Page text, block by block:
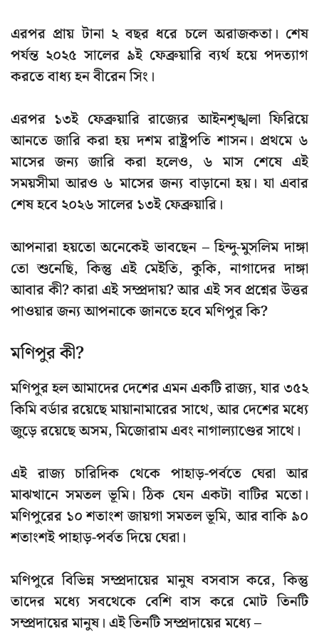
এরপর প্রায় টানা ২ বছর ধরে চলে অরাজকতা। শেষ
পর্যন্ত ২০২৫ সালের ৯ই ফেব্রুয়ারি ব্যর্থ হয়ে পদত্যাগ
করতে বাধ্য হন বীরেন সিং।
এরপর ১৩ই ফেব্রুয়ারিরাজ্যের আইনশৃঙ্খলা ফিরিয়ে
আনতে জারি করা হয়দশম রাষ্ট্রপতি শাসন। প্রথমে ৬
মাসের জন্য জারি করা হলেও, ৬ মাস শেষে এই
সময়সীমা আরও ৬ মাসের জন্য বাড়ানো হয়। যা এবার
শেষ হবে২০২৬ সালের ১৩ই ফেব্রুয়ারি।
আপনারা হয়তো অনেকেই ভাবছেন –হিন্দু-মুসলিম দাঙ্গা
তো শুনেছি, কিন্তু এই মেইতি, কুকি, নাগাদের দাঙ্গা
আবার কী? কারা এই সম্প্রদায়? আর এই সব প্রশ্নের উত্তর
পাওয়ার জন্য আপনাকে জানতে হবেমণিপুর কি?
মণিপুর কী?
মণিপুর হল আমাদের দেশের এমন একটি রাজ্য, যার৩৫২
কিমি বর্ডার রয়েছে মায়ানামারের সাথে, আর দেশের মধ্যে
জুড়ে রয়েছেঅসম, মিজোরাম এবং নাগাল্যাণ্ডের সাথে।
এই রাজ্য চারিদিক থেকে পাহাড়-পর্বতে ঘেরা আর
মাঝখানে সমতল ভূমি। ঠিক যেন একটা বাটির মতো।
মণিপুরের ১০ শতাংশ জায়গা সমতল ভূমি, আরবাকি ৯০
শতাংশই পাহাড়-পর্বত দিয়ে ঘেরা।
মণিপুরে বিভিন্ন সম্প্রদায়ের মানুষ বসবাস করে, কিন্তু
তাদের মধ্যে সবথেকে বেশি বাস করে মোট তিনটি
সম্প্রদায়ের মানুষ। এই তিনটি সম্প্রদায়ের মধ্যে –